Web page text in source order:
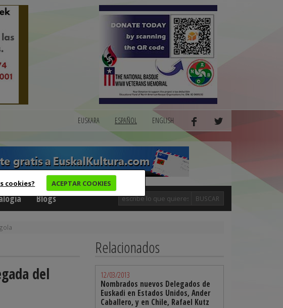
cookies? ACEPTAR COOKIES
EUSKARA ESPAÑOL ENGLISH
Blogs BUSCAR
del
Relacionados
12/03/2013
Nombrados nuevos Delegados de
Euskadi en Estados Unidos, Ander
Caballero, y en Chile, Rafael Kutz